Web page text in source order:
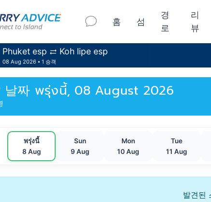
홈 섬
경
로
리
뷰
Phuket esp Koh lipe esp
08 Aug 2026 1 승객
날짜 พรุ่งนี้, 08 August 2026
พรุ่งนี้
8 Aug
Sun
9 Aug
Mon
10 Aug
Tue
11 Aug
발견된